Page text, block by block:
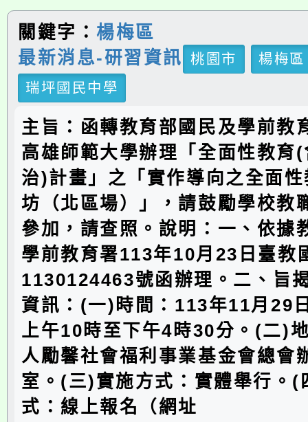
關鍵字： 楊梅區
最新消息-研習資訊
桃園市
楊梅區
瑞坪國民中學
主旨：函轉教育部國民及學前教
高雄師範大學辦理「全面性教育
治)計畫」之「實作導向之全面
坊（北區場）」，請鼓勵學校教
參加，請查照。說明：一、依據
學前教育署113年10月23日臺教
1130124463號函辦理。二、旨
資訊：(一)時間：113年11月29
上午10時至下午4時30分。(二)
人勵馨社會福利事業基金會總會
室。(三)實施方式：實體舉行。(
式：線上報名（網址